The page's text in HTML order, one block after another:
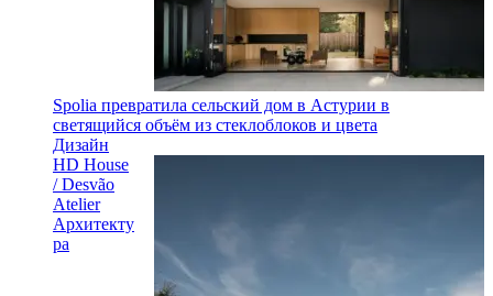
Spolia превратила сельский дом в Астурии в
светящийся объём из стеклоблоков и цвета
Дизайн
HD House
/ Desvão
Atelier
Архитекту
ра